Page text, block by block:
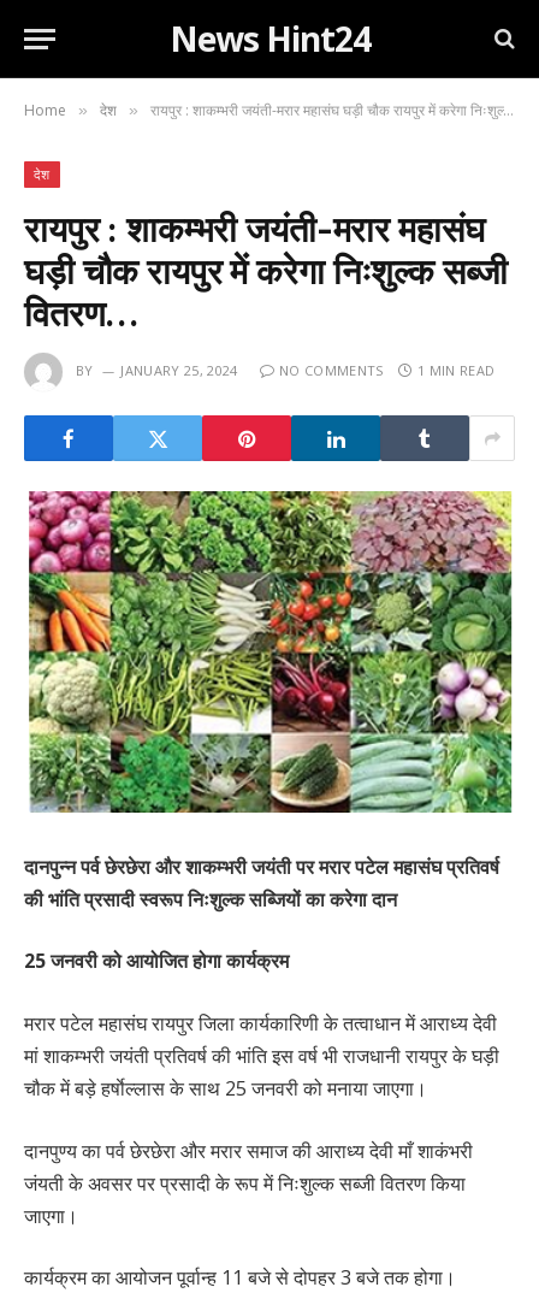
News Hint24
Home » देश » रायपुर : शाकम्भरी जयंती-मरार महासंघ घड़ी चौक रायपुर में करेगा निःशुल्क सब्जी वितरण…
देश
रायपुर : शाकम्भरी जयंती-मरार महासंघ
घड़ी चौक रायपुर में करेगा निःशुल्क सब्जी
वितरण…
BY JANUARY 25, 2024 NO COMMENTS 1 MIN READ
दानपुन्न पर्व छेरछेरा और शाकम्भरी जयंती पर मरार पटेल महासंघ प्रतिवर्ष
की भांति प्रसादी स्वरूप निःशुल्क सब्जियों का करेगा दान
25 जनवरी को आयोजित होगा कार्यक्रम
मरार पटेल महासंघ रायपुर जिला कार्यकारिणी के तत्वाधान में आराध्य देवी
मां शाकम्भरी जयंती प्रतिवर्ष की भांति इस वर्ष भी राजधानी रायपुर के घड़ी
चौक में बड़े हर्षाेल्लास के साथ 25 जनवरी को मनाया जाएगा।
दानपुण्य का पर्व छेरछेरा और मरार समाज की आराध्य देवी माँ शाकंभरी
जंयती के अवसर पर प्रसादी के रूप में निःशुल्क सब्जी वितरण किया
जाएगा।
कार्यक्रम का आयोजन पूर्वान्ह 11 बजे से दोपहर 3 बजे तक होगा।